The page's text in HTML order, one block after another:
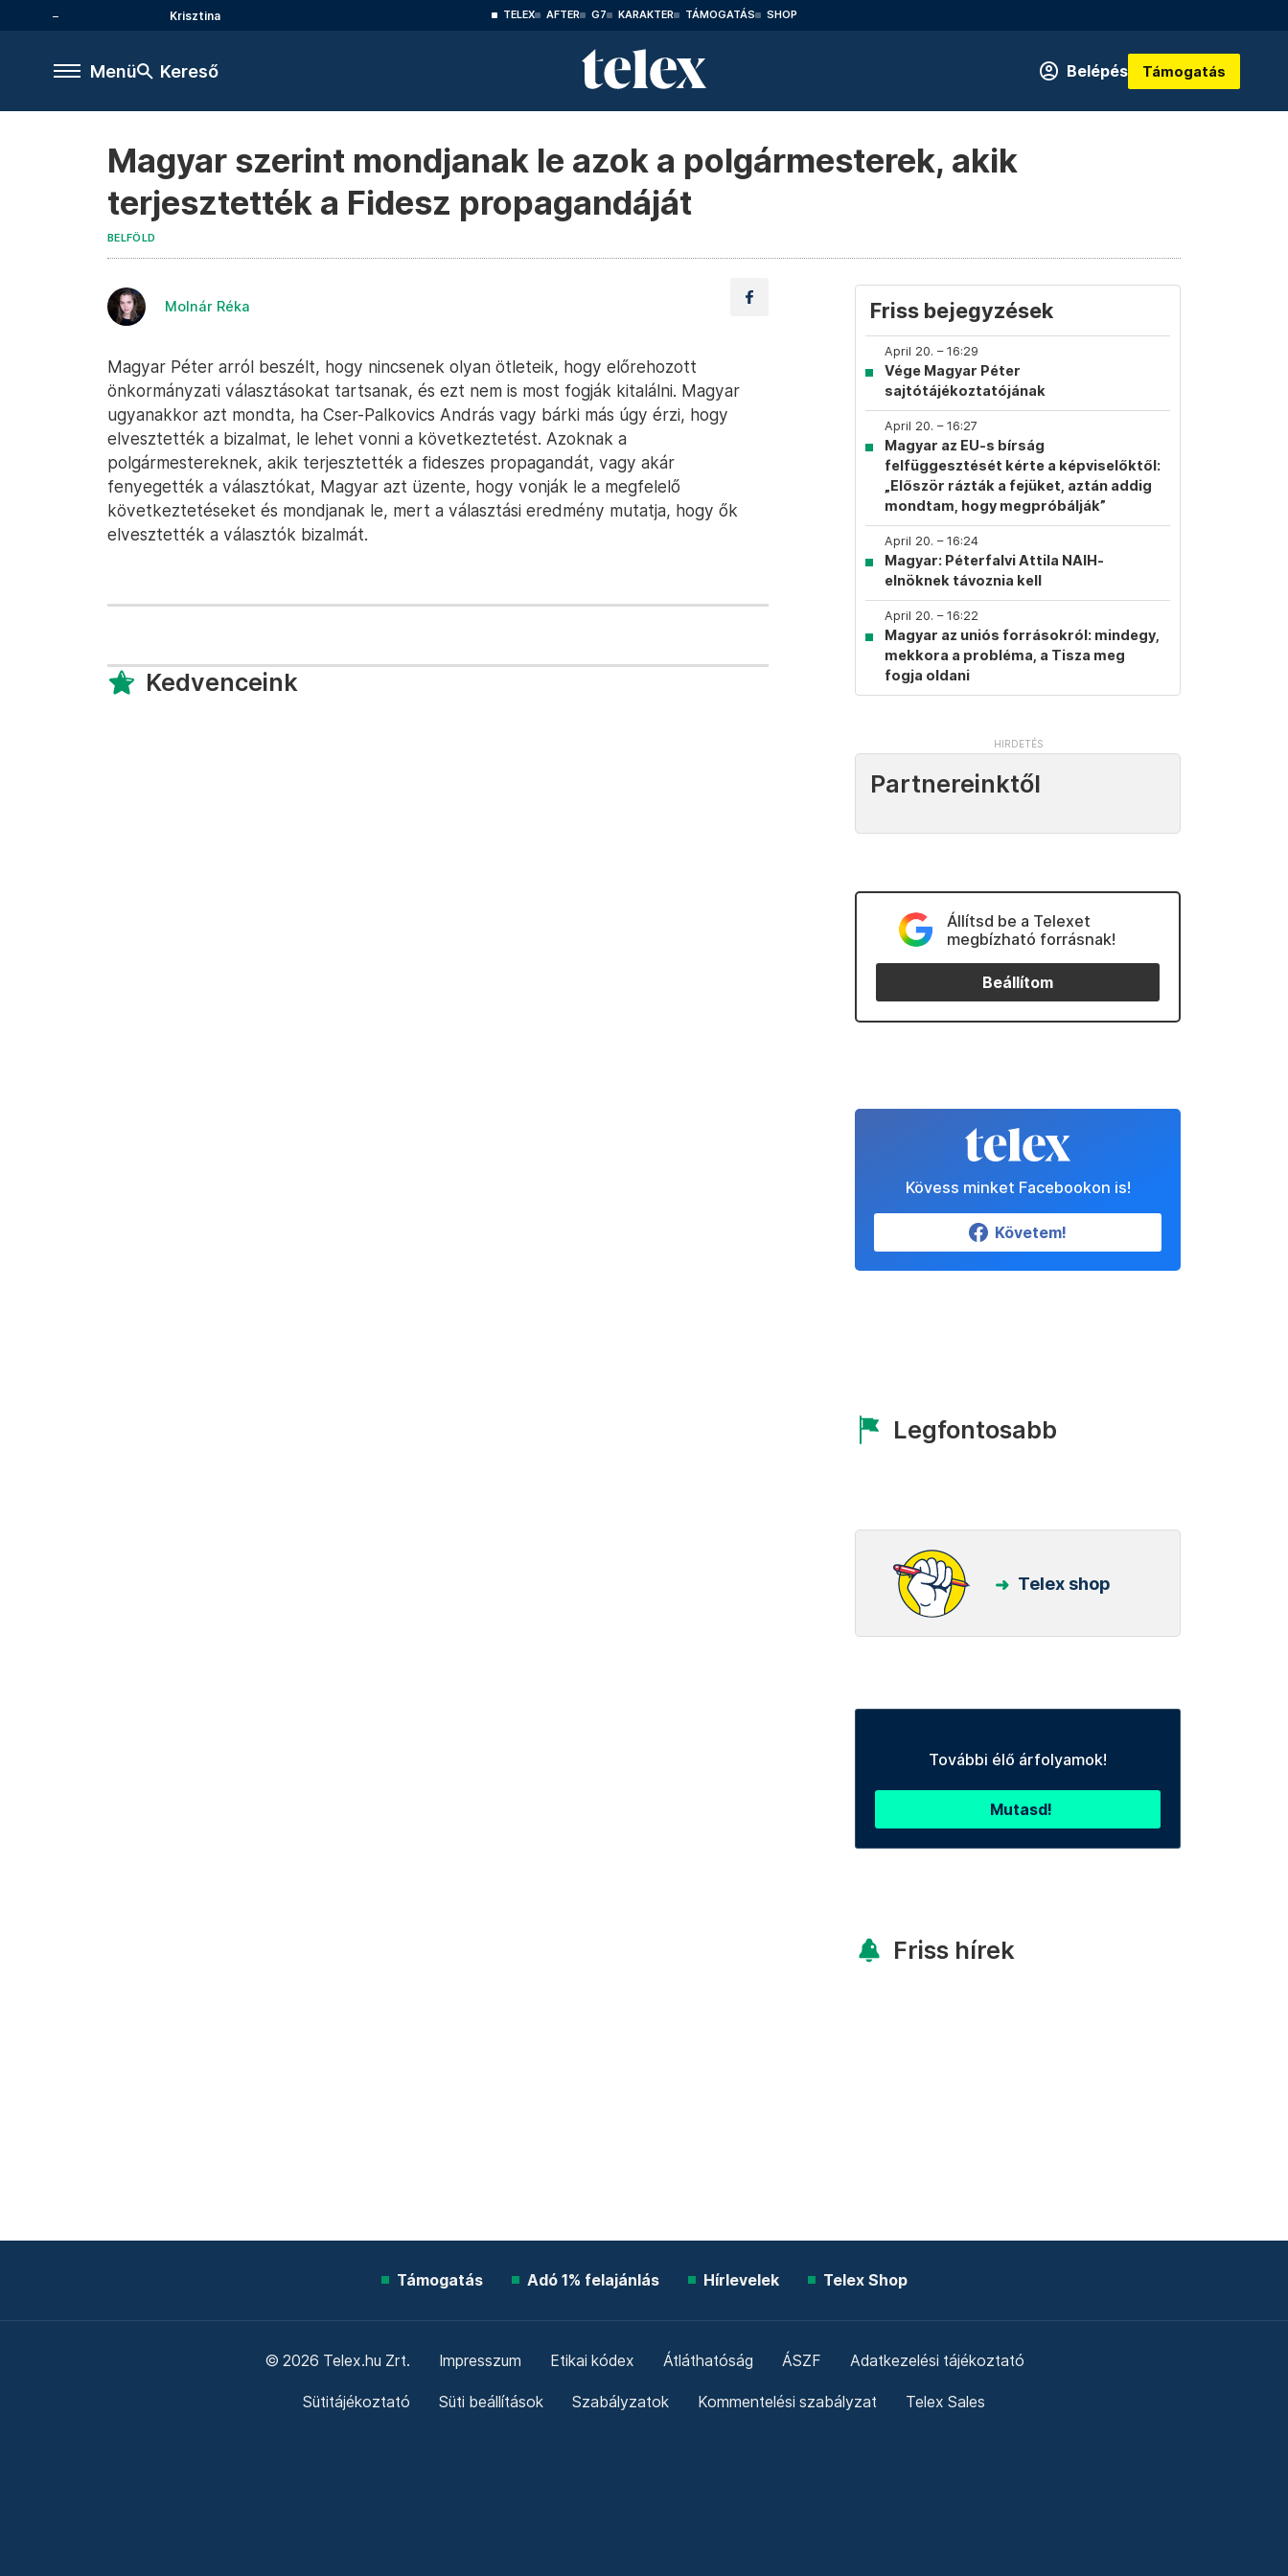
Krisztina TELEX AFTER G7 KARAKTER TÁMOGATÁS SHOP
Menü Kereső Belépés Támogatás
Magyar szerint mondjanak le azok a polgármesterek, akik
terjesztették a Fidesz propagandáját
BELFÖLD
Molnár Réka
Magyar Péter arról beszélt, hogy nincsenek olyan ötleteik, hogy előrehozott
önkormányzati választásokat tartsanak, és ezt nem is most fogják kitalálni. Magyar
ugyanakkor azt mondta, ha Cser-Palkovics András vagy bárki más úgy érzi, hogy
elvesztették a bizalmat, le lehet vonni a következtetést. Azoknak a
polgármestereknek, akik terjesztették a fideszes propagandát, vagy akár
fenyegették a választókat, Magyar azt üzente, hogy vonják le a megfelelő
következtetéseket és mondjanak le, mert a választási eredmény mutatja, hogy ők
elvesztették a választók bizalmát.
Kedvenceink
Friss bejegyzések
April 20. – 16:29
Vége Magyar Péter
sajtótájékoztatójának
April 20. – 16:27
Magyar az EU-s bírság
felfüggesztését kérte a képviselőktől:
„Először rázták a fejüket, aztán addig
mondtam, hogy megpróbálják”
April 20. – 16:24
Magyar: Péterfalvi Attila NAIH-
elnöknek távoznia kell
April 20. – 16:22
Magyar az uniós forrásokról: mindegy,
mekkora a probléma, a Tisza meg
fogja oldani
Partnereinktől
Állítsd be a Telexet
megbízható forrásnak!
Beállítom
Kövess minket Facebookon is!
Követem!
Legfontosabb
Telex shop
További élő árfolyamok!
Mutasd!
Friss hírek
Támogatás Adó 1% felajánlás Hírlevelek Telex Shop
© 2026 Telex.hu Zrt. Impresszum Etikai kódex Átláthatóság ÁSZF Adatkezelési tájékoztató
Sütitájékoztató Süti beállítások Szabályzatok Kommentelési szabályzat Telex Sales